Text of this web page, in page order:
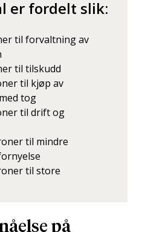
er fordelt slik:
til forvaltning av
til tilskudd
til kjøp av
tog
til drift og
til mindre
til store
på